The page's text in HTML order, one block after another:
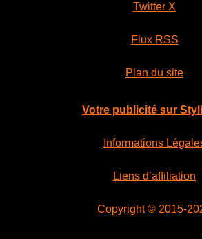
Twitter X
Flux RSS
Plan du site
Votre publicité sur
Informations
Liens d’affiliation
Copyright © 2015-